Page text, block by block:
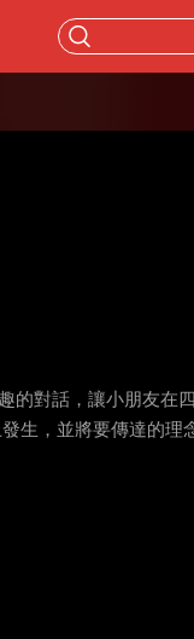
的對話，讓小朋友在
生，並將要傳達的理